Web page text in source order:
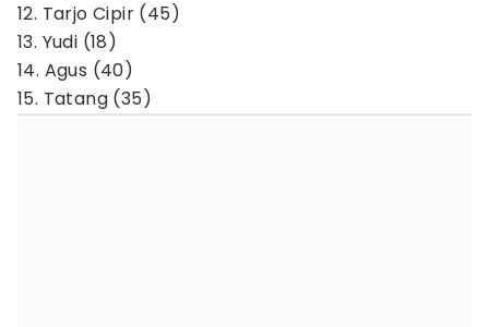
12. Tarjo Cipir (45)
13. Yudi (18)
14. Agus (40)
15. Tatang (35)